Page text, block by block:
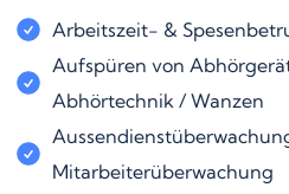
Arbeitszeit- &
Aufspüren von
Abhörtechnik / Wanzen
Mitarbeiterüberwachung